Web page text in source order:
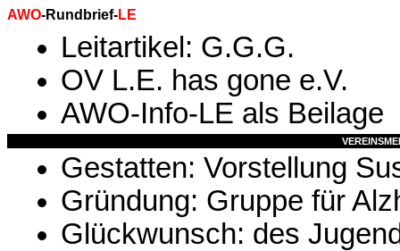
AWO-Rundbrief-LE
Leitartikel: G.G.G.
OV L.E. has gone e.V.
AWO-Info-LE als Beilage
Gestatten: Vorstellung
Gründung: Gruppe für
Glückwunsch: des